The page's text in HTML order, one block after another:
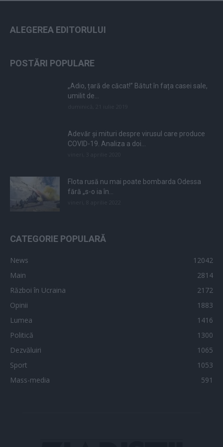
ALEGEREA EDITORULUI
POSTĂRI POPULARE
„Adio, țară de căcat!” Bătut în fața casei sale,
umilit de...
Adevăr și mituri despre virusul care produce
COVID-19. Analiza a doi...
Flota rusă nu mai poate bombarda Odessa
fără „s-o ia în...
CATEGORIE POPULARĂ
News
12042
Main
2814
Război în Ucraina
2172
Opinii
1883
Lumea
1416
Politică
1300
Dezvăluiri
1065
Sport
1053
Mass-media
591